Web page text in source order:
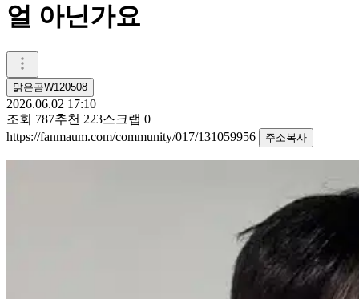
얼 아닌가요
맑은곰W120508
2026.06.02 17:10
조회 787추천 223스크랩 0
https://fanmaum.com/community/017/131059956
주소복사